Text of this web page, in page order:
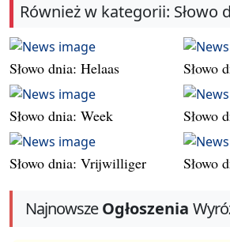
Również w kategorii: Słowo
Słowo dnia: Helaas Słowo
Słowo dnia: Week Słowo
Słowo dnia: Vrijwilliger Słowo
NajnowszeOgłoszenia